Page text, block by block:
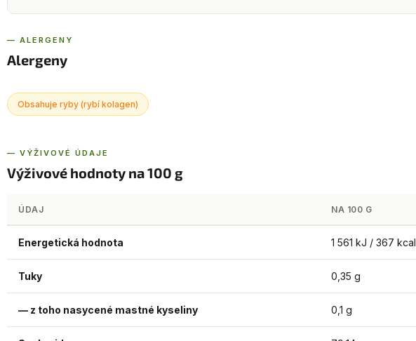
— ALERGENY
Alergeny
Obsahuje ryby (rybí kolagen)
— VÝŽIVOVÉ ÚDAJE
Výživové hodnoty na 100 g
ÚDAJ NA 100 G
Energetická hodnota 1 561 kJ / 367 kcal
Tuky 0,35 g
— z toho nasycené mastné kyseliny 0,1 g